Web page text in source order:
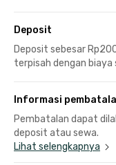
Deposit
Deposit sebesar
terpisah dengan
Informasi
Pembatalan dapat
deposit atau sewa.
Lihat selengkapnya